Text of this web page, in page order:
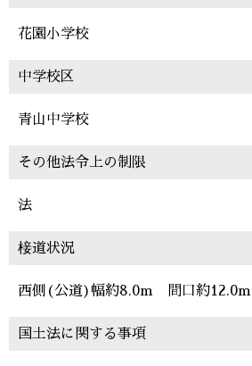
花園小学校
中学校区
青山中学校
その他法令上の制限
法
椄道状況
西側(公道)幅約8.0m 間口約12.0m
国土法に関する事項